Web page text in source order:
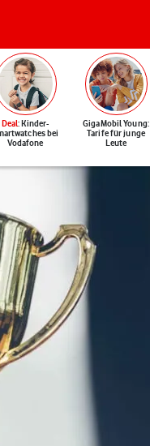
Deal: Kinder-
bei
Vodafone
GigaMobil Young:
Tarife für junge
Leute